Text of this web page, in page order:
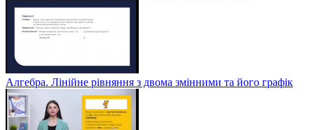
Алгебра. Лінійне рівняння з двома змінними та його графік